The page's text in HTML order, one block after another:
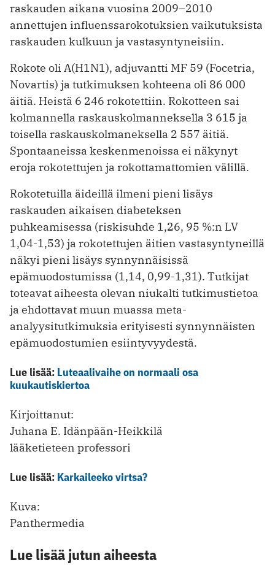
raskauden aikana vuosina 2009–2010
annettujen influenssarokotuksien vaikutuksista
raskauden kulkuun ja vastasyntyneisiin.
Rokote oli A(H1N1), adjuvantti MF 59 (Focetria,
Novartis) ja tutkimuksen kohteena oli 86 000
äitiä. Heistä 6 246 rokotettiin. Rokotteen sai
kolmannella raskauskolmanneksella 3 615 ja
toisella raskauskolmaneksella 2 557 äitiä.
Spontaaneissa keskenmenoissa ei näkynyt
eroja rokotettujen ja rokottamattomien välillä.
Rokotetuilla äideillä ilmeni pieni lisäys
raskauden aikaisen diabeteksen
puhkeamisessa (riskisuhde 1,26, 95 %:n LV
1,04-1,53) ja rokotettujen äitien vastasyntyneillä
näkyi pieni lisäys synnynnäisissä
epämuodostumissa (1,14, 0,99-1,31). Tutkijat
toteavat aiheesta olevan niukalti tutkimustietoa
ja ehdottavat muun muassa meta-
analyysitutkimuksia erityisesti synnynnäisten
epämuodostumien esiintyvyydestä.
Lue lisää: Luteaalivaihe on normaali osa
kuukautiskiertoa
Kirjoittanut:
Juhana E. Idänpään-Heikkilä
lääketieteen professori
Lue lisää: Karkaileeko virtsa?
Kuva:
Panthermedia
Lue lisää jutun aiheesta